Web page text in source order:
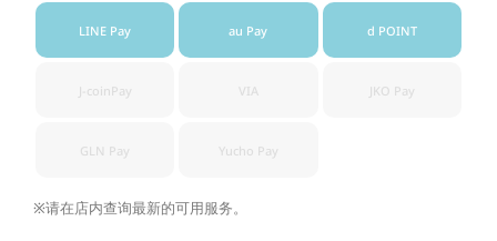
LINE Pay au Pay d POINT
J-coinPay VIA JKO Pay
GLN Pay Yucho Pay
※请在店内查询最新的可用服务。